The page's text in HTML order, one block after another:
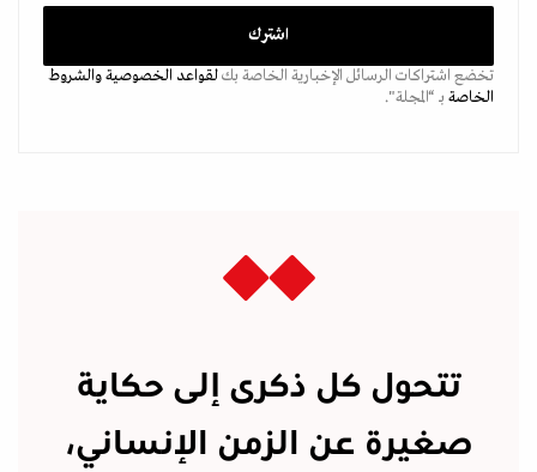
تخضع اشتراكات الرسائل الإخبارية الخاصة بكلقواعد الخصوصيةوالشروط
الخاصة بـ “المجلة".
تتحول كل ذكرى إلى حكاية
صغيرة عن الزمن الإنساني،